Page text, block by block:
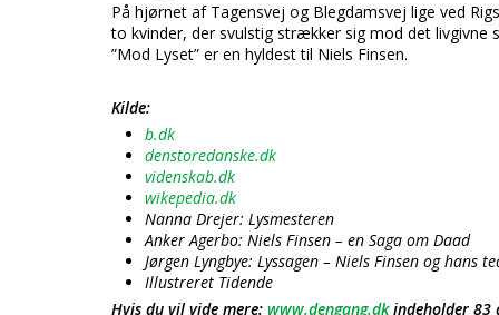
På hjørnet af Tagensvej og Blegdamsvej lige ved
to kvinder, der svulstig strækker sig mod det livgivne
”Mod Lyset” er en hyldest til Niels Finsen.
Kilde:
b.dk
denstoredanske.dk
videnskab.dk
wikepedia.dk
Nanna Drejer: Lysmesteren
Anker Agerbo: Niels Finsen – en Saga om Daad
Jørgen Lyngbye: Lyssagen – Niels Finsen og hans
Illustreret Tidende
Hvis du vil vide mere: www.dengang.dkindeholder 83